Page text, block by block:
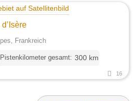
Frankreich
Pistenkilometer gesamt: 300 km
16